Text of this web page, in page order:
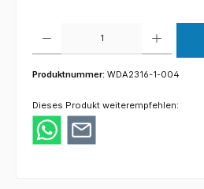
Produktnummer: WDA2316-1-004
Dieses Produkt weiterempfehlen: